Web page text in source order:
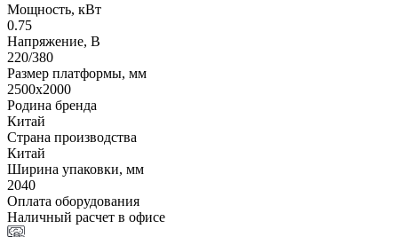
Мощность, кВт
0.75
Напряжение, В
220/380
Размер платформы, мм
2500х2000
Родина бренда
Китай
Страна производства
Китай
Ширина упаковки, мм
2040
Оплата оборудования
Наличный расчет в офисе